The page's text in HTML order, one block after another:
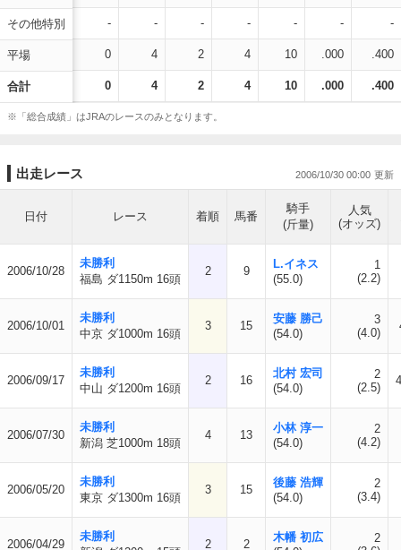
その他特別
平場
合計
- - - - - - -
0 4 2 4 10 .000 .400
0 4 2 4 10 .000 .400
※「総合成績」はJRAのレースのみとなります。
出走レース 2006/10/30 00:00
日付 レース 着順 馬番
騎手
(斤量)
人気
(オッズ)
2006/10/28
未勝利
福島 ダ1150m 16頭
2 9
L.イネス
(55.0)
1
(2.2)
2006/10/01
未勝利
中京 ダ1000m 16頭
3 15
安藤 勝己
(54.0)
3
(4.0)
2006/09/17
未勝利
中山 ダ1200m 16頭
2 16
北村 宏司
(54.0)
2
(2.5)
2006/07/30
未勝利
新潟 芝1000m 18頭
4 13
小林 淳一
(54.0)
2
(4.2)
2006/05/20
未勝利
東京 ダ1300m 16頭
3 15
後藤 浩輝
(54.0)
2
(3.4)
2006/04/29
未勝利
2 2
木幡 初広
2